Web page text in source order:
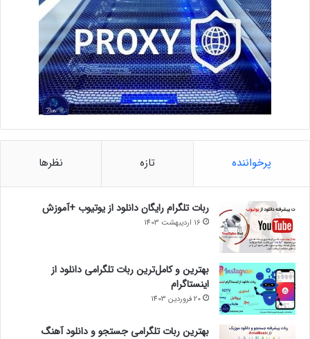
پرخواننده تازه نظرها
ربات تلگرام رایگان دانلود از یوتیوب +آموزش
16 اردیبهشت 1403
بهترین و کامل‌ترین ربات تلگرامی دانلود از
اینستاگرام
20 فروردین 1403
بهترین ربات تلگرامی جستجو و دانلود آهنگ